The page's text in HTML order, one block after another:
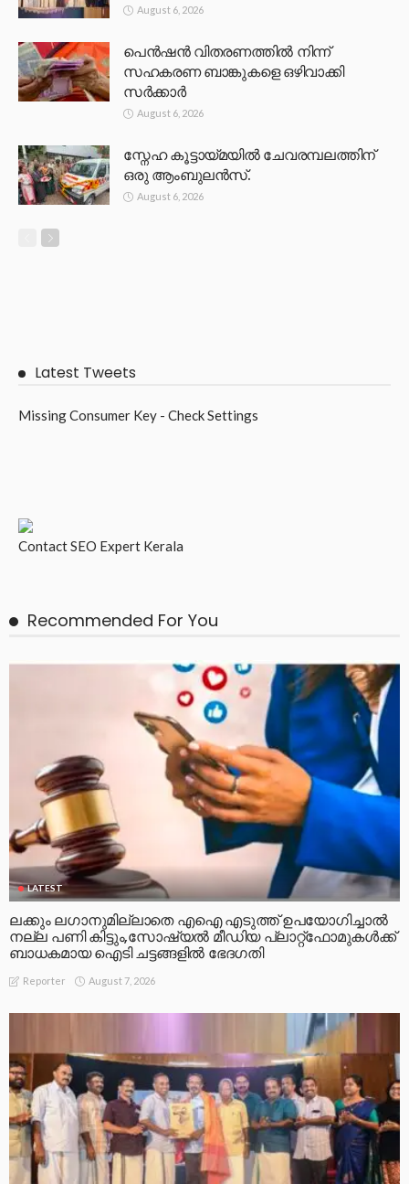
August 6, 2026
പെൻഷൻ വിതരണത്തിൽ നിന്ന്
സഹകരണ ബാങ്കുകളെ ഒഴിവാക്കി
സർക്കാർ
August 6, 2026
സ്നേഹ കൂട്ടായ്മയിൽ ചേവരമ്പലത്തിന്
ഒരു ആംബുലൻസ്.
August 6, 2026
Latest Tweets
Missing Consumer Key - Check Settings
ContactSEO Expert Kerala
Recommended For You
LATEST
ലക്കും ലഗാനുമില്ലാതെ എഐ എടുത്ത് ഉപയോഗിച്ചാല്‍
നല്ല പണി കിട്ടും,സോഷ്യല്‍ മീഡിയ പ്ലാറ്റ്‌ഫോമുകള്‍ക്ക്
ബാധകമായ ഐടി ചട്ടങ്ങളില്‍ ഭേദഗതി
Reporter August 7, 2026